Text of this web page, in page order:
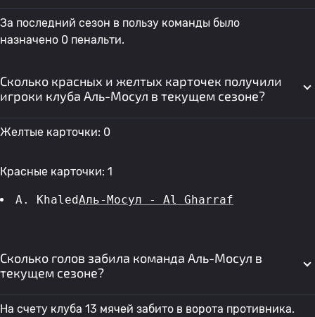
За последний сезон в пользу команды было
назначено 0 пенальти.
Сколько красных и желтых карточек получили
игроки клуба Аль-Мосул в текущем сезоне?
Желтые карточки: 0
Красные карточки: 1
A. KhaledАль-Мосул - Al Gharraf
Сколько голов забила команда Аль-Мосул в
текущем сезоне?
На счету клуба 13 мячей забито в ворота противника.